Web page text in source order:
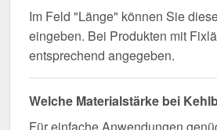
Im Feld "Länge" können Sie
eingeben. Bei Produkten mit
entsprechend angegeben.
Welche Materialstärke bei
Für einfache Anwendungen